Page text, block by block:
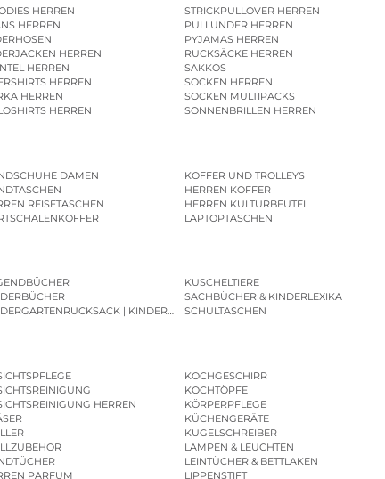
HERREN
HERREN
HERREN
HERREN
HERREN
HERREN
HERREN
STRICKPULLOVER HERREN
PULLUNDER HERREN
PYJAMAS HERREN
RUCKSÄCKE HERREN
SAKKOS
SOCKEN HERREN
SOCKEN MULTIPACKS
SONNENBRILLEN HERREN
DAMEN
REISETASCHEN
KOFFER UND TROLLEYS
HERREN KOFFER
HERREN KULTURBEUTEL
LAPTOPTASCHEN
KINDERGARTENRUCKSACK | KINDERGARTENBEUTEL
KUSCHELTIERE
SACHBÜCHER & KINDERLEXIKA
SCHULTASCHEN
HERREN
PARFUM
KOCHGESCHIRR
KOCHTÖPFE
KÖRPERPFLEGE
KÜCHENGERÄTE
KUGELSCHREIBER
LAMPEN & LEUCHTEN
LEINTÜCHER & BETTLAKEN
LIPPENSTIFT